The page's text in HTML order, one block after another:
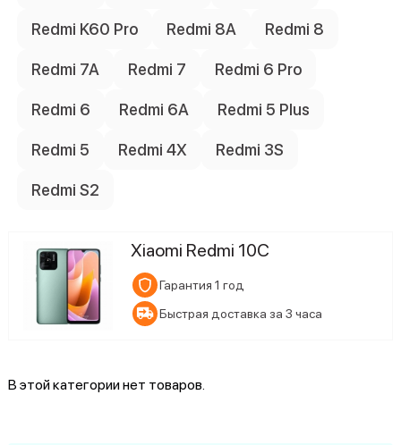
Redmi K60 Pro Redmi 8A Redmi 8
Redmi 7A Redmi 7 Redmi 6 Pro
Redmi 6 Redmi 6A Redmi 5 Plus
Redmi 5 Redmi 4X Redmi 3S
Redmi S2
Xiaomi Redmi 10C
Гарантия 1 год
Быстрая доставка за 3 часа
В этой категории нет товаров.